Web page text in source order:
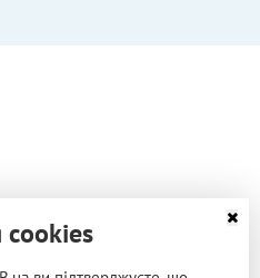
cookies